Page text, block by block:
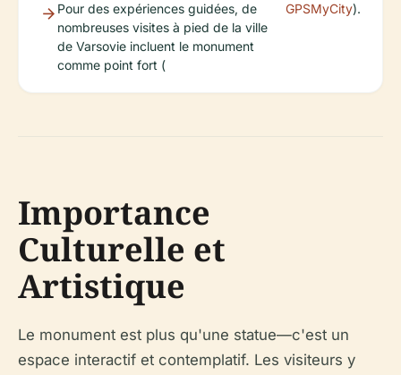
Pour des expériences guidées, de
nombreuses visites à pied de la ville
de Varsovie incluent le monument
comme point fort (
GPSMyCity).
Importance
Culturelle et
Artistique
Le monument est plus qu'une statue—c'est un
espace interactif et contemplatif. Les visiteurs y